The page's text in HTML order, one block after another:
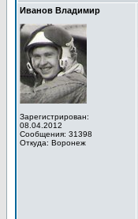
Иванов Владимир
Зарегистрирован:
08.04.2012
Сообщения: 31398
Откуда: Воронеж